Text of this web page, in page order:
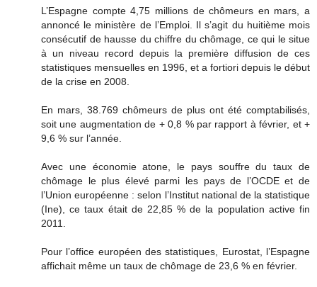
L’Espagne compte 4,75 millions de chômeurs en mars, a
annoncé le ministère de l’Emploi. Il s’agit du huitième mois
consécutif de hausse du chiffre du chômage, ce qui le situe
à un niveau record depuis la première diffusion de ces
statistiques mensuelles en 1996, et a fortiori depuis le début
de la crise en 2008.
En mars, 38.769 chômeurs de plus ont été comptabilisés,
soit une augmentation de + 0,8 % par rapport à février, et +
9,6 % sur l’année.
Avec une économie atone, le pays souffre du taux de
chômage le plus élevé parmi les pays de l’OCDE et de
l’Union européenne : selon l’Institut national de la statistique
(Ine), ce taux était de 22,85 % de la population active fin
2011.
Pour l’office européen des statistiques, Eurostat, l’Espagne
affichait même un taux de chômage de 23,6 % en février.